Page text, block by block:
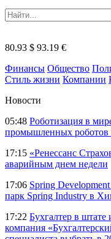
80.93 $ 93.19 €
Финансы Общество
Стиль жизни Компании
Новости
05:48 Роботизация в
промышленных роботов
17:15 «Ренессанс
аварийным днем недели
17:06 Spring
парк Spring Industry в
17:22 Бухгалтер в штате
компания